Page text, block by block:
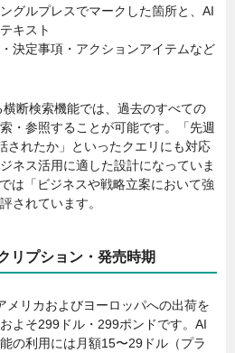
グルプレスでマークした箇所と、AI
キスト
決定事項・アクションアイテムなど
断検索機能では、過去のすべての
・参照することが可能です。「先週
されたか」といったクエリにも対応
ネス活用に適した設計になっていま
は「ビジネスや戦略立案において強
されています。
リプション・発売時期
メリカおよびヨーロッパへの出荷を
よそ299ドル・299ポンドです。AI
の利用には月額15〜29ドル（プラ